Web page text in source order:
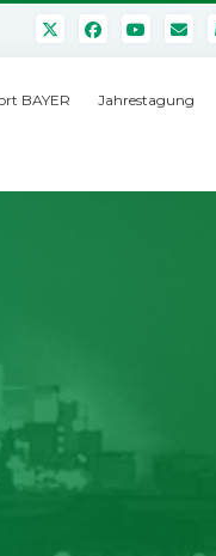
BAYER Jahrestagung